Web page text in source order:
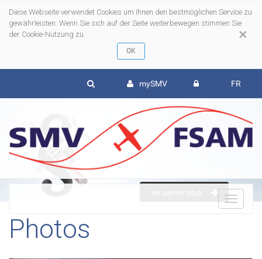
×
Diese Webseite verwendet Cookies um Ihnen den bestmöglichen Service zu
gewährleisten. Wenn Sie sich auf der Seite weiterbewegen stimmen Sie
der Cookie-Nutzung zu
mySMV FR
Photos